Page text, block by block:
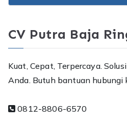
CV Putra Baja
Kuat, Cepat, Terpercaya.
Anda. Butuh bantuan hubungi
0812-8806-6570